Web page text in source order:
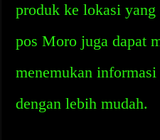
produk ke lokasi
pos Moro juga dapat
menemukan
dengan lebih mudah.